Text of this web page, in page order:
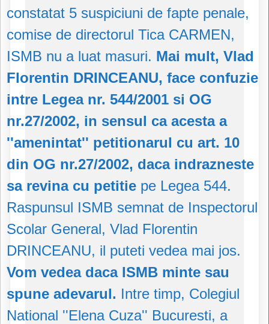
constatat 5 suspiciuni de fapte penale,
comise de directorul Tica CARMEN,
ISMB nu a luat masuri. Mai mult, Vlad
Florentin DRINCEANU, face confuzie
intre Legea nr. 544/2001 si OG
nr.27/2002, in sensul ca acesta a
''amenintat'' petitionarul cu art. 10
din OG nr.27/2002, daca indrazneste
sa revina cu petitie pe Legea 544.
Raspunsul ISMB semnat de Inspectorul
Scolar General, Vlad Florentin
DRINCEANU, il puteti vedea mai jos.
Vom vedea daca ISMB minte sau
spune adevarul. Intre timp, Colegiul
National ''Elena Cuza'' Bucuresti, a